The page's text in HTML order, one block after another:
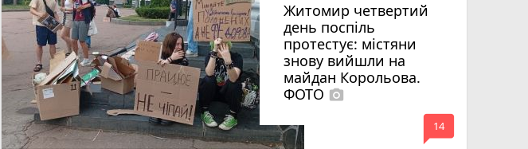
Житомир четвертий
день поспіль
протестує: містяни
знову вийшли на
майдан Корольова.
ФОТО photo_camera
mode_comment
14